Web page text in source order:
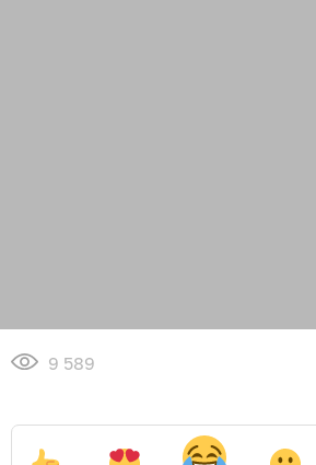
9 589